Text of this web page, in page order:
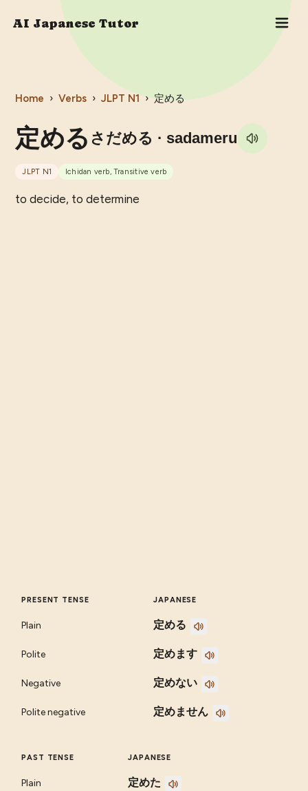
AI Japanese Tutor
Home › Verbs › JLPT N1 › 定める
定める さだめる · sadameru
JLPT N1 Ichidan verb, Transitive verb
to decide, to determine
PRESENT TENSE JAPANESE
Plain 定める
Polite 定めます
Negative 定めない
Polite negative 定めません
PAST TENSE JAPANESE
Plain 定めた